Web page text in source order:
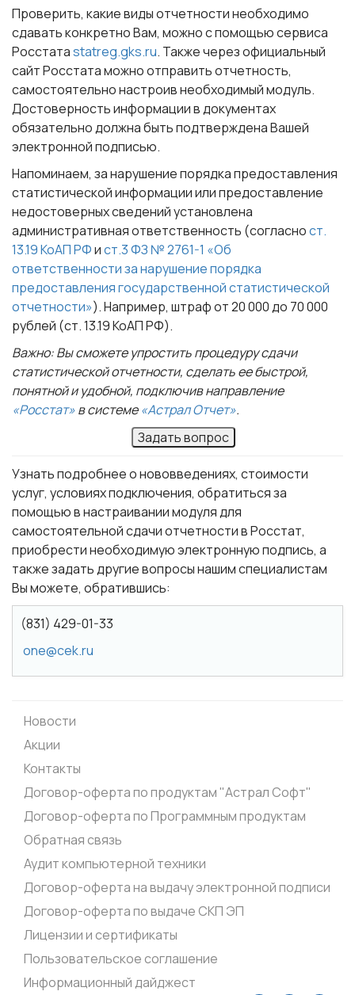
Проверить, какие виды отчетности необходимо
сдавать конкретно Вам, можно с помощью сервиса
Росстатаstatreg.gks.ru. Также через официальный
сайт Росстата можно отправить отчетность,
самостоятельно настроив необходимый модуль.
Достоверность информации в документах
обязательно должна быть подтверждена Вашей
электронной подписью.
Напоминаем, за нарушение порядка предоставления
статистической информации или предоставление
недостоверных сведений установлена
административная ответственность (согласност.
13.19 КоАП РФист.3 ФЗ № 2761-1 «Об
ответственности за нарушение порядка
предоставления государственной статистической
отчетности»). Например, штраф от 20 000 до 70 000
рублей (ст. 13.19 КоАП РФ).
Важно: Вы сможете упростить процедуру сдачи
статистической отчетности, сделать ее быстрой,
понятной и удобной, подключив направление
«Росстат»в системе«Астрал Отчет».
Задать вопрос
Узнать подробнее о нововведениях, стоимости
услуг, условиях подключения, обратиться за
помощью в настраивании модуля для
самостоятельной сдачи отчетности в Росстат,
приобрести необходимую электронную подпись, а
также задать другие вопросы нашим специалистам
Вы можете, обратившись:
(831) 429-01-33
one@cek.ru
Новости
Акции
Контакты
Договор-оферта по продуктам "Астрал Софт"
Договор-оферта по Программным продуктам
Обратная связь
Аудит компьютерной техники
Договор-оферта на выдачу электронной подписи
Договор-оферта по выдаче СКП ЭП
Лицензии и сертификаты
Пользовательское соглашение
Информационный дайджест